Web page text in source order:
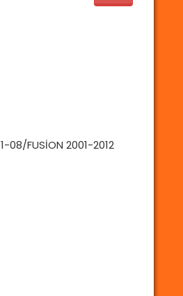
08/FUSİON 2001-2012